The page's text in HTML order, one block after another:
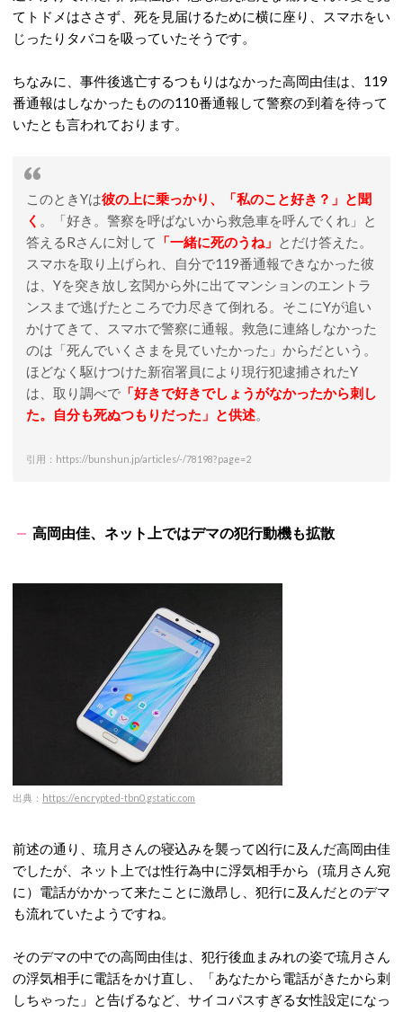
てトドメはささず、死を見届けるために横に座り、スマホをい
じったりタバコを吸っていたそうです。
ちなみに、事件後逃亡するつもりはなかった高岡由佳は、119
番通報はしなかったものの110番通報して警察の到着を待って
いたとも言われております。
このときYは彼の上に乗っかり、「私のこと好き？」と聞
く 。「好き。警察を呼ばないから救急車を呼んでくれ」と
答えるRさんに対して
「一緒に死のうね」 とだけ答えた。
スマホを取り上げられ、自分で119番通報できなかった彼
は、Yを突き放し玄関から外に出てマンションのエントラ
ンスまで逃げたところで力尽きて倒れる。そこにYが追い
かけてきて、スマホで警察に通報。救急に連絡しなかった
のは「死んでいくさまを見ていたかった」からだという。
ほどなく駆けつけた新宿署員により現行犯逮捕されたY
は、取り調べで 「好きで好きでしょうがなかったから刺し
た。自分も死ぬつもりだった」と供述。
引用：https://bunshun.jp/articles/-/78198?page=2
高岡由佳、ネット上ではデマの犯行動機も拡散
出典： https://encrypted-tbn0.gstatic.com
前述の通り、琉月さんの寝込みを襲って凶行に及んだ高岡由佳
でしたが、ネット上では性行為中に浮気相手から（琉月さん宛
に）電話がかかって来たことに激昂し、犯行に及んだとのデマ
も流れていたようですね。
そのデマの中での高岡由佳は、犯行後血まみれの姿で琉月さん
の浮気相手に電話をかけ直し、「あなたから電話がきたから刺
しちゃった」と告げるなど、サイコパスすぎる女性設定になっ